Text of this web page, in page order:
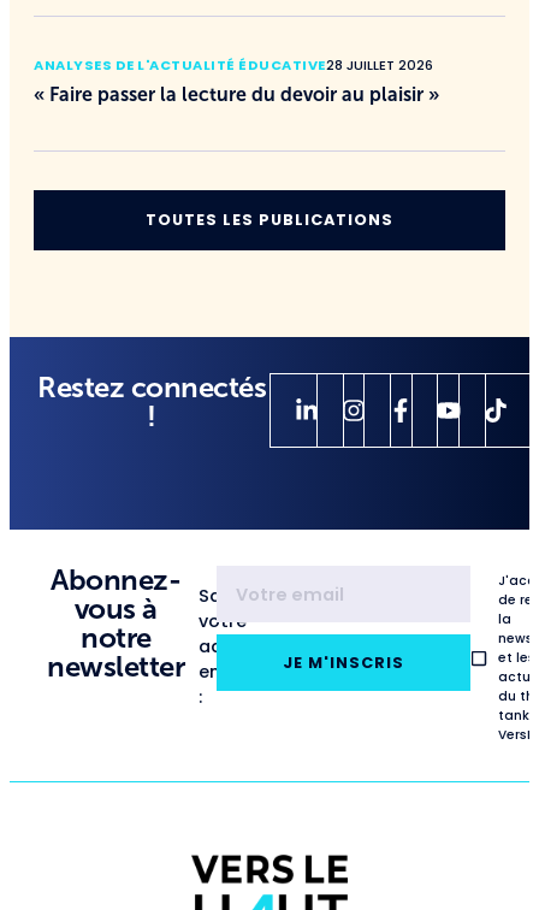
ANALYSES DE L'ACTUALITÉ ÉDUCATIVE28 JUILLET 2026
« Faire passer la lecture du devoir au plaisir »
TOUTES LES PUBLICATIONS
Restez connectés
!
Abonnez-
vous à
notre
newsletter
Saisissez
votre
adresse
email
:
JE M'INSCRIS
de
la
et les
du
tank